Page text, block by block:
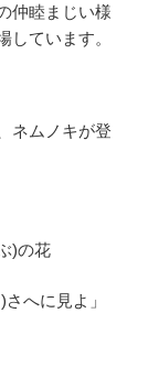
仲睦まじい様
ています。
ネムノキが登
)の花
見よ」